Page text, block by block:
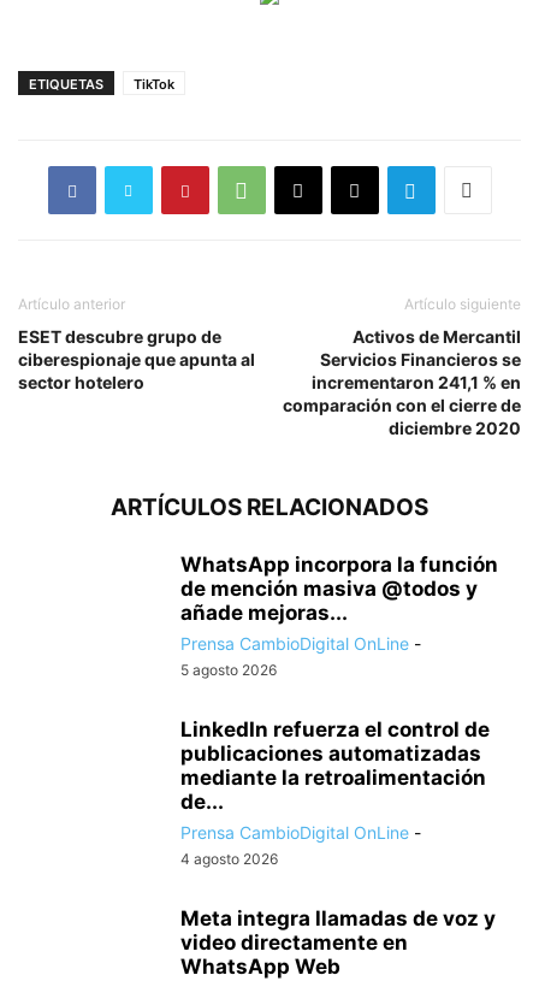
ETIQUETAS TikTok
Artículo anterior
ESET descubre grupo de
ciberespionaje que apunta al
sector hotelero
Artículo siguiente
Activos de Mercantil
Servicios Financieros se
incrementaron 241,1 % en
comparación con el cierre de
diciembre 2020
ARTÍCULOS RELACIONADOS
WhatsApp incorpora la función
de mención masiva @todos y
añade mejoras...
Prensa CambioDigital OnLine -
5 agosto 2026
LinkedIn refuerza el control de
publicaciones automatizadas
mediante la retroalimentación
de...
Prensa CambioDigital OnLine -
4 agosto 2026
Meta integra llamadas de voz y
video directamente en
WhatsApp Web